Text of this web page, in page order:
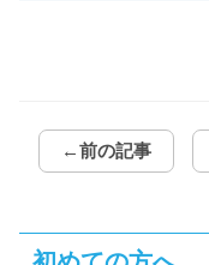
←前の記事